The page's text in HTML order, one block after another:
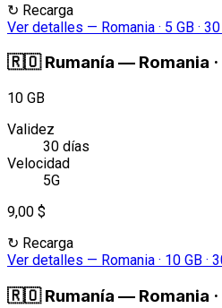
↻ Recarga
Ver detalles — Romania · 5 GB ·
🇷🇴 Rumanía — Romania
10 GB
Validez
30 días
Velocidad
5G
9,00 $
↻ Recarga
Ver detalles — Romania · 10 GB ·
🇷🇴 Rumanía — Romania